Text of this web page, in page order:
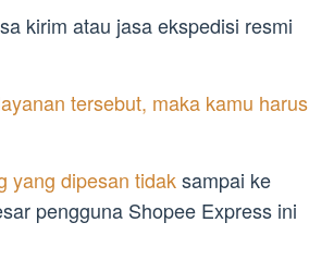
kirim atau jasa ekspedisi resmi
tersebut, maka kamu harus
yang dipesan tidaksampai ke
pengguna Shopee Express ini